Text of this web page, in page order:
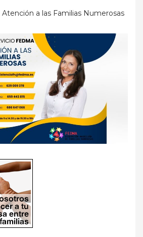
a las Familias Numerosas